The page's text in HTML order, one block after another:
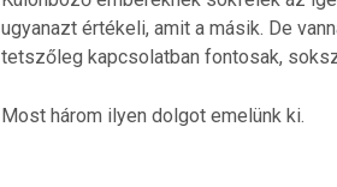
ugyanazt értékeli, amit a másik. De
tetszőleg kapcsolatban fontosak,
Most három ilyen dolgot emelünk ki.